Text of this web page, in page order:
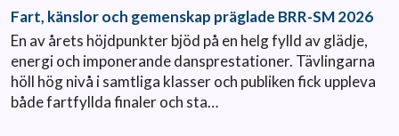
Fart, känslor och gemenskap präglade BRR-SM 2026
En av årets höjdpunkter bjöd på en helg fylld av glädje,
energi och imponerande dansprestationer. Tävlingarna
höll hög nivå i samtliga klasser och publiken fick uppleva
både fartfyllda finaler och sta…